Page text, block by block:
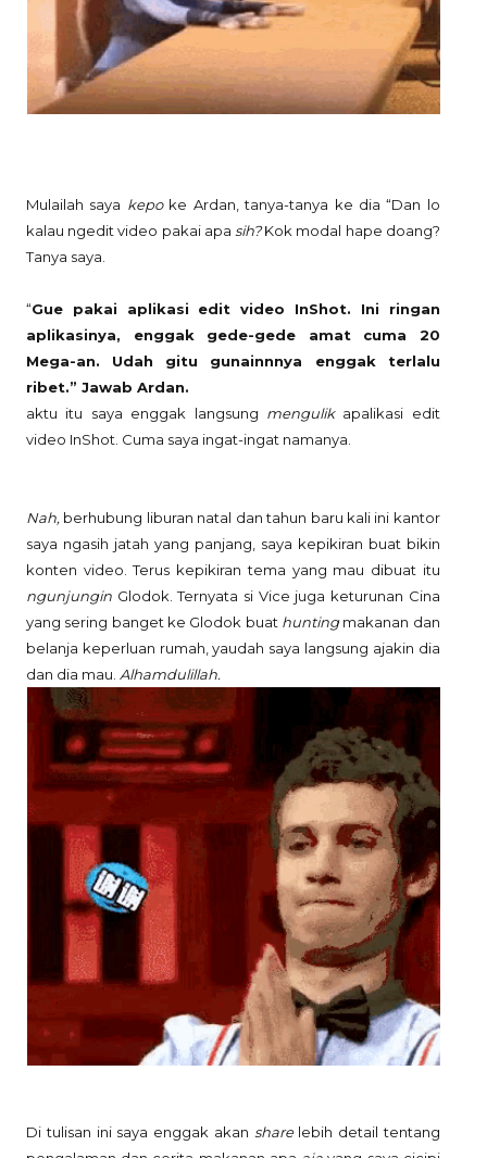
Mulailah saya kepoke Ardan, tanya-tanya ke dia “Dan lo
kalau ngedit video pakai apa sih?Kok modal hape doang?
Tanya saya.
“Gue pakai aplikasi edit video InShot. Ini ringan
aplikasinya, enggak gede-gede amat cuma 20
Mega-an. Udah gitu gunainnnya enggak terlalu
ribet.” Jawab Ardan.
aktu itu saya enggak langsung mengulik apalikasi edit
video InShot. Cuma saya ingat-ingat namanya.
Nah, berhubung liburan natal dan tahun baru kali ini kantor
saya ngasih jatah yang panjang, saya kepikiran buat bikin
konten video. Terus kepikiran tema yang mau dibuat itu
ngunjungin Glodok. Ternyata si Vice juga keturunan Cina
yang sering banget ke Glodok buat huntingmakanan dan
belanja keperluan rumah, yaudah saya langsung ajakin dia
dan dia mau. Alhamdulillah.
Di tulisan ini saya enggak akan share lebih detail tentang